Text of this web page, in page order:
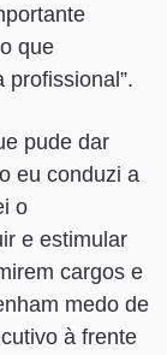
que
pude dar
eu conduzi a
o
e estimular
cargos e
medo de
à frente